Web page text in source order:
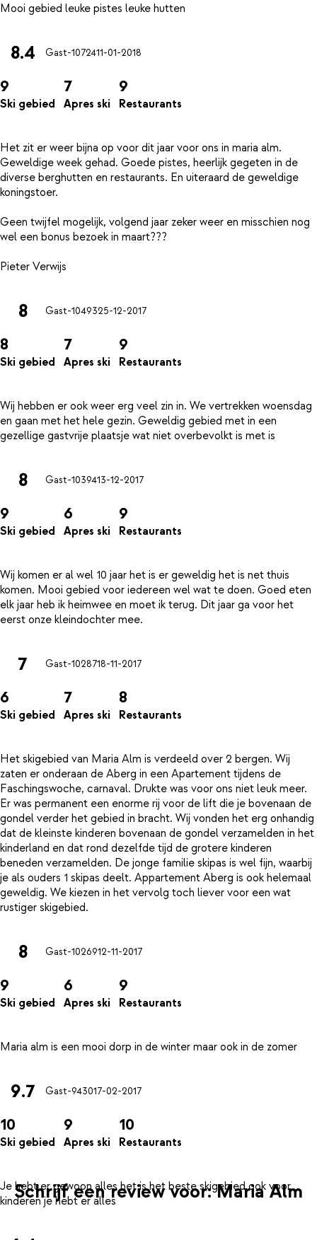
8.4 Gast-1072411-01-2018
9
Ski gebied
7
Apres ski
9
Restaurants
Het zit er weer bijna op voor dit jaar voor ons in maria alm.
Geweldige week gehad. Goede pistes, heerlijk gegeten in de
diverse berghutten en restaurants. En uiteraard de geweldige
koningstoer.
Geen twijfel mogelijk, volgend jaar zeker weer en misschien nog
wel een bonus bezoek in maart???
8 Gast-1049325-12-2017
8
Ski gebied
7
Apres ski
9
Restaurants
Wij hebben er ook weer erg veel zin in. We vertrekken woensdag
en gaan met het hele gezin. Geweldig gebied met in een
8 Gast-1039413-12-2017
9
Ski gebied
6
Apres ski
9
Restaurants
Wij komen er al wel 10 jaar het is er geweldig het is net thuis
komen. Mooi gebied voor iedereen wel wat te doen. Goed eten
elk jaar heb ik heimwee en moet ik terug. Dit jaar ga voor het
7 Gast-1028718-11-2017
6
Ski gebied
7
Apres ski
8
Restaurants
Het skigebied van Maria Alm is verdeeld over 2 bergen. Wij
zaten er onderaan de Aberg in een Apartement tijdens de
Faschingswoche, carnaval. Drukte was voor ons niet leuk meer.
Er was permanent een enorme rij voor de lift die je bovenaan de
gondel verder het gebied in bracht. Wij vonden het erg onhandig
dat de kleinste kinderen bovenaan de gondel verzamelden in het
kinderland en dat rond dezelfde tijd de grotere kinderen
beneden verzamelden. De jonge familie skipas is wel fijn, waarbij
je als ouders 1 skipas deelt. Appartement Aberg is ook helemaal
geweldig. We kiezen in het vervolg toch liever voor een wat
8 Gast-1026912-11-2017
9
Ski gebied
6
Apres ski
9
Restaurants
9.7 Gast-943017-02-2017
10
Ski gebied
9
Apres ski
10
Restaurants
Je hebt er gewoon alles het is het beste skigebied ook voor
Schrijf een review voor: Maria Alm